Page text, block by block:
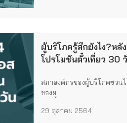
ผู้บริโภครู้สึกยังไง?หลัง
โปรโมชันตั๋วเที่ยว 30
สภาองค์กรของผู้บริโภคชวน
ของผู...
29 ตุลาคม 2564